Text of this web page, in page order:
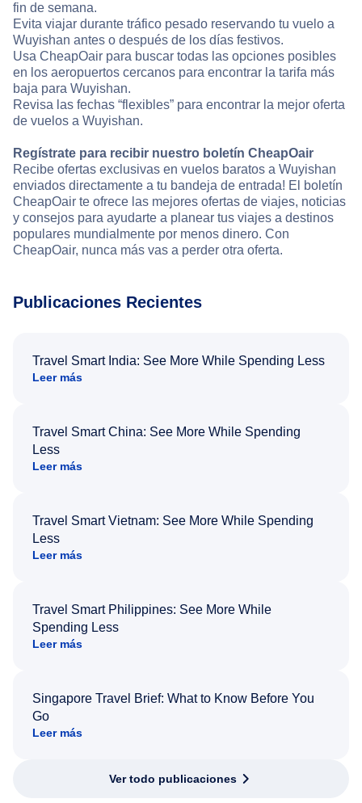
fin de semana.
Evita viajar durante tráfico pesado reservando tu vuelo a
Wuyishan antes o después de los días festivos.
Usa CheapOair para buscar todas las opciones posibles
en los aeropuertos cercanos para encontrar la tarifa más
baja para Wuyishan.
Revisa las fechas “flexibles” para encontrar la mejor oferta
de vuelos a Wuyishan.
Regístrate para recibir nuestro boletín CheapOair
Recibe ofertas exclusivas en vuelos baratos a Wuyishan
enviados directamente a tu bandeja de entrada! El boletín
CheapOair te ofrece las mejores ofertas de viajes, noticias
y consejos para ayudarte a planear tus viajes a destinos
populares mundialmente por menos dinero. Con
CheapOair, nunca más vas a perder otra oferta.
Publicaciones Recientes
Travel Smart India: See More While Spending Less
Leer más
Travel Smart China: See More While Spending
Less
Leer más
Travel Smart Vietnam: See More While Spending
Less
Leer más
Travel Smart Philippines: See More While
Spending Less
Leer más
Singapore Travel Brief: What to Know Before You
Go
Leer más
Ver todo publicaciones